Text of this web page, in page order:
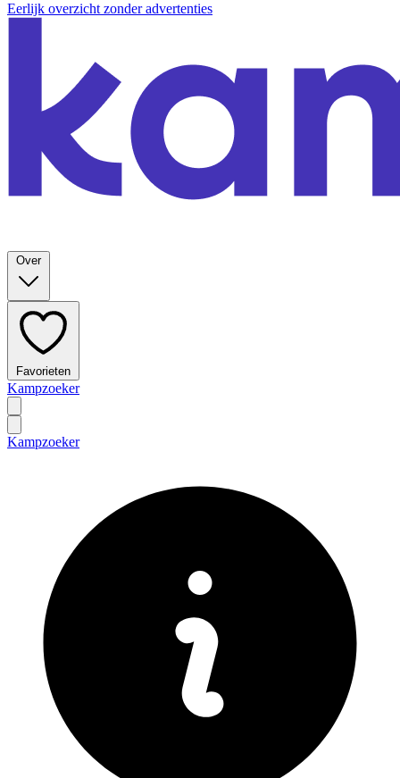
Eerlijk overzicht zonder advertenties
Over
Favorieten
Kampzoeker
Kampzoeker